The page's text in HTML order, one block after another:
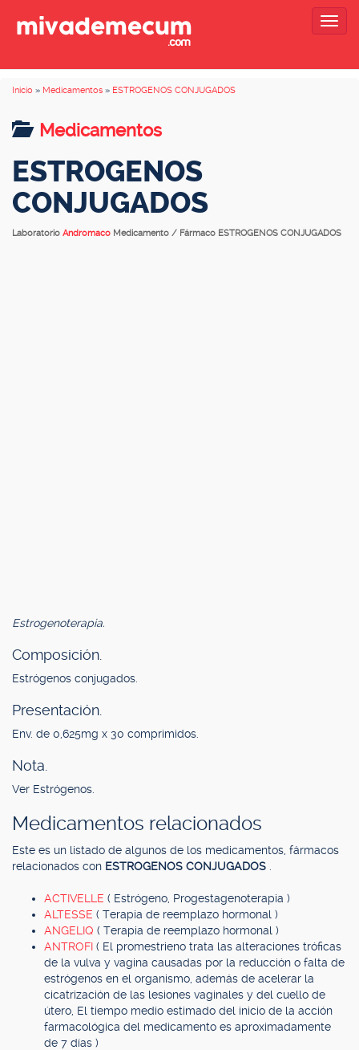
Inicio » Medicamentos » ESTROGENOS CONJUGADOS
Medicamentos
ESTROGENOS
CONJUGADOS
Laboratorio Andromaco Medicamento / Fármaco ESTROGENOS CONJUGADOS
Estrogenoterapia.
Composición.
Estrógenos conjugados.
Presentación.
Env. de 0,625mg x 30 comprimidos.
Nota.
Ver Estrógenos.
Medicamentos relacionados
Este es un listado de algunos de los medicamentos, fármacos
relacionados con ESTROGENOS CONJUGADOS
ACTIVELLE ( Estrógeno, Progestagenoterapia )
ALTESSE ( Terapia de reemplazo hormonal )
ANGELIQ ( Terapia de reemplazo hormonal )
ANTROFI ( El promestrieno trata las alteraciones tróficas
de la vulva y vagina causadas por la reducción o falta de
estrógenos en el organismo, además de acelerar la
cicatrización de las lesiones vaginales y del cuello de
útero, El tiempo medio estimado del inicio de la acción
farmacológica del medicamento es aproximadamente
de 7 días )